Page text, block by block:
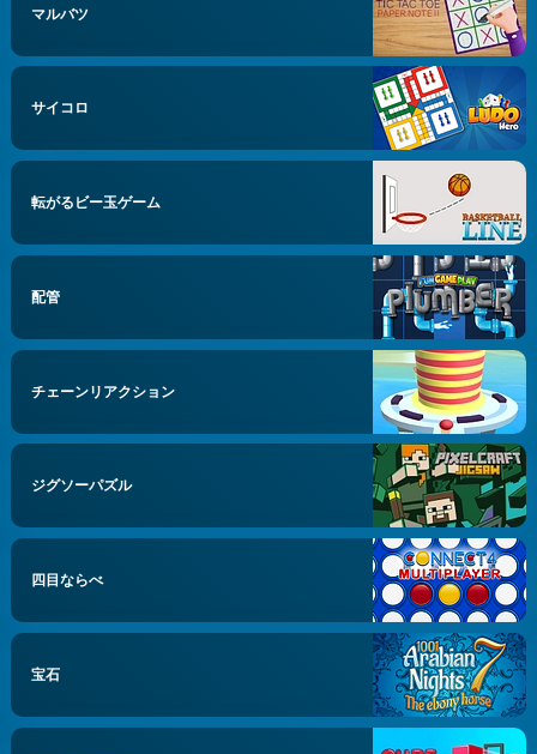
マルバツ
サイコロ
転がるビー玉ゲーム
配管
チェーンリアクション
ジグソーパズル
四目ならべ
宝石